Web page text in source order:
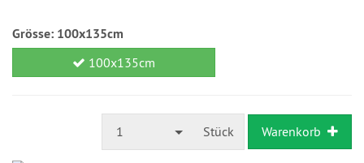
Grösse: 100x135cm
100x135cm
1 Stück Warenkorb